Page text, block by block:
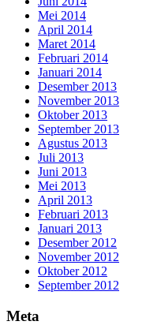
Mei 2014
April 2014
Maret 2014
Februari 2014
Januari 2014
Desember 2013
November 2013
Oktober 2013
September 2013
Agustus 2013
Juli 2013
Juni 2013
Mei 2013
April 2013
Februari 2013
Januari 2013
Desember 2012
November 2012
Oktober 2012
September 2012
Meta